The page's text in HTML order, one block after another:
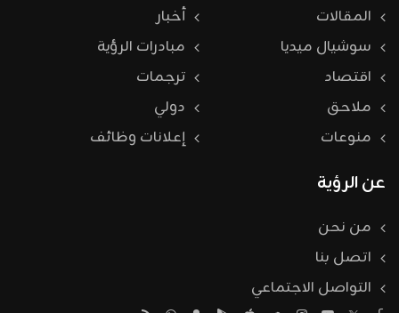
المقالات
أخبار
سوشيال ميديا
مبادرات الرؤية
اقتصاد
ترجمات
ملاحق
دولي
منوعات
إعلانات وظائف
عن الرؤية
من نحن
اتصل بنا
التواصل الاجتماعي